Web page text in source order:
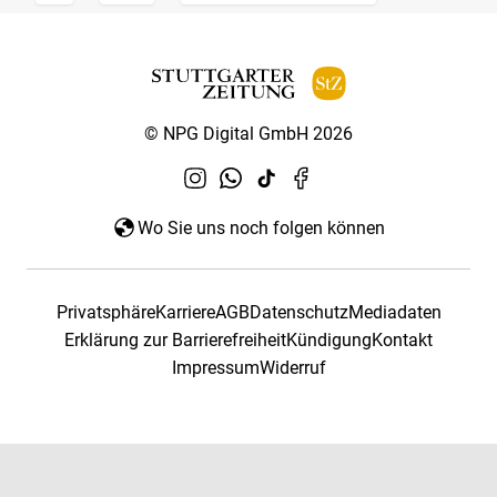
© NPG Digital GmbH 2026
Wo Sie uns noch folgen können
PrivatsphäreKarriereAGBDatenschutzMediadaten
Erklärung zur BarrierefreiheitKündigungKontakt
ImpressumWiderruf